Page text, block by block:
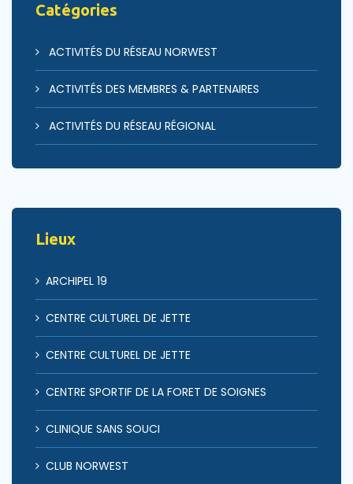
Catégories
ACTIVITÉS DU RÉSEAU NORWEST
ACTIVITÉS DES MEMBRES & PARTENAIRES
ACTIVITÉS DU RÉSEAU RÉGIONAL
Lieux
ARCHIPEL 19
CENTRE CULTUREL DE JETTE
CENTRE CULTUREL DE JETTE
CENTRE SPORTIF DE LA FORET DE SOIGNES
CLINIQUE SANS SOUCI
CLUB NORWEST